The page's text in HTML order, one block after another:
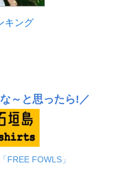
キング
～と思ったら!／
FREE FOWLS」